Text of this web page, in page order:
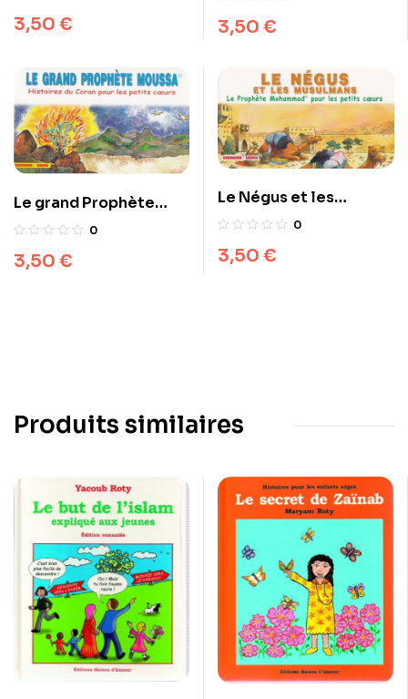
3,50 € 3,50 €
Le grand Prophète
Moussa
0
3,50 €
Le Négus et les
musulmans
0
3,50 €
Produits similaires